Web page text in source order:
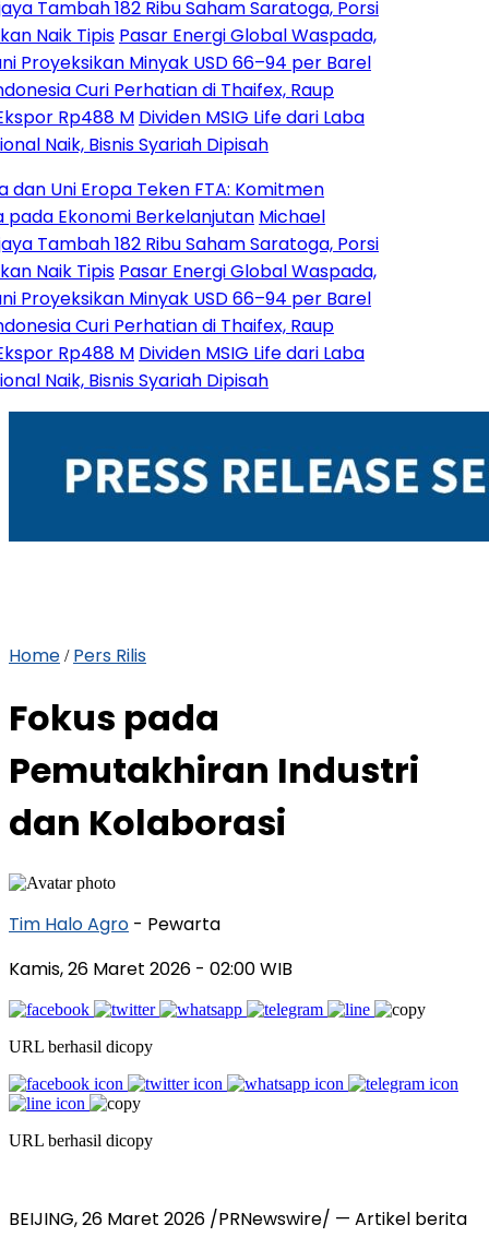
182 Ribu Saham Saratoga, Porsi
TipisPasar Energi Global Waspada,
Minyak USD 66–94 per Barel
Curi Perhatian di Thaifex, Raup
MDividen MSIG Life dari Laba
Bisnis Syariah Dipisah
Eropa Teken FTA: Komitmen
BerkelanjutanMichael
182 Ribu Saham Saratoga, Porsi
TipisPasar Energi Global Waspada,
Minyak USD 66–94 per Barel
Curi Perhatian di Thaifex, Raup
MDividen MSIG Life dari Laba
Bisnis Syariah Dipisah
Home / Pers Rilis
Fokus pada
Pemutakhiran Industri
dan Kolaborasi
Tim Halo Agro - Pewarta
Kamis, 26 Maret 2026 - 02:00 WIB
URL berhasil dicopy
URL berhasil dicopy
BEIJING,26 Maret 2026 /PRNewswire/ — Artikel berita